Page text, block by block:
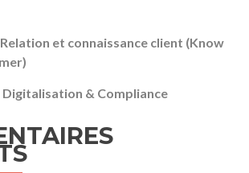
et connaissance client (Know
Digitalisation & Compliance